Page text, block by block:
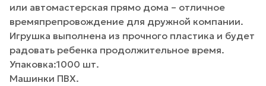
или автомастерская прямо дома – отличное
времяпрепровождение для дружной компании.
Игрушка выполнена из прочного пластика и будет
радовать ребенка продолжительное время.
Упаковка:1000 шт.
Машинки ПВХ.